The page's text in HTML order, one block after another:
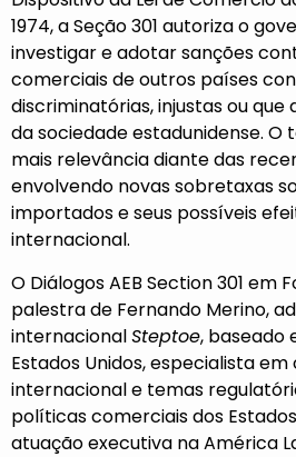
1974, a Seção 301 autoriza o
investigar e adotar sanções
comerciais de outros países
discriminatórias, injustas ou
da sociedade estadunidense. O
mais relevância diante das
envolvendo novas sobretaxas
importados e seus possíveis
internacional.
O Diálogos AEB Section 301 em
palestra de Fernando Merino,
internacionalSteptoe, baseado
Estados Unidos, especialista
internacional e temas
políticas comerciais dos
atuação executiva na América